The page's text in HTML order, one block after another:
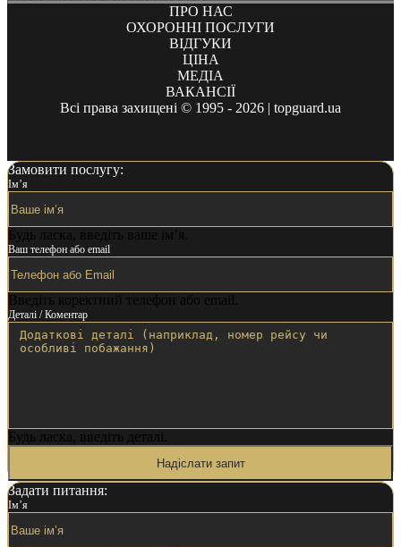
ПРО НАС
ОХОРОННІ ПОСЛУГИ
ВІДГУКИ
ЦІНА
МЕДІА
ВАКАНСІЇ
Всі права захищені © 1995 - 2026 | topguard.ua
Замовити послугу:
Ім’я
Будь ласка, введіть ваше ім’я.
Ваш телефон або email
Введіть коректний телефон або email.
Деталі / Коментар
Будь ласка, введіть деталі.
Надіслати запит
Задати питання:
Ім’я